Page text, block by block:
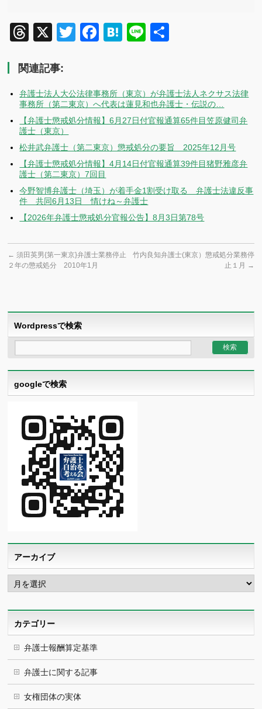
Threads
X TwitterFacebook
Hatena
Line
関連記事:
弁護士法人大公法律事務所（東京）が弁護士法人ネクサス法律
事務所（第二東京）へ代表は蓮見和也弁護士・伝説の…
【弁護士懲戒処分情報】6月27日付官報通算65件目笠原健司弁
護士（東京）
松井武弁護士（第二東京）懲戒処分の要旨 2025年12月号
【弁護士懲戒処分情報】4月14日付官報通算39件目猪野雅彦弁
護士（第二東京）7回目
今野智博弁護士（埼玉）が着手金1割受け取る 弁護士法違反事
件 共同6月13日 情けね～弁護士
【2026年弁護士懲戒処分官報公告】8月3日第78号
← 須田英男{第一東京}弁護士業務停止
２年の懲戒処分 2010年1月
竹内良知弁護士(東京）懲戒処分業務停
止１月 →
Wordpressで検索
googleで検索
アーカイブ
ア
ー
カ
カテゴリー
弁護士報酬算定基準
弁護士に関する記事
女権団体の実体